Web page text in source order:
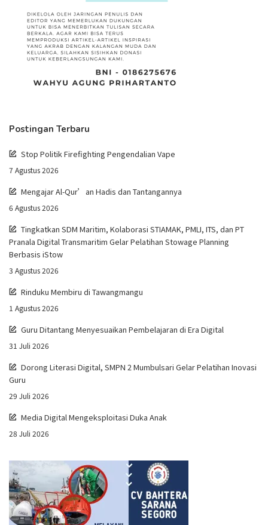
Postingan Terbaru
Stop Politik Firefighting Pengendalian Vape
7 Agustus 2026
Mengajar Al-Qur’an Hadis dan Tantangannya
6 Agustus 2026
Tingkatkan SDM Maritim, Kolaborasi STIAMAK, PMLI, ITS, dan PT
Pranala Digital Transmaritim Gelar Pelatihan Stowage Planning
Berbasis iStow
3 Agustus 2026
Rinduku Membiru di Tawangmangu
1 Agustus 2026
Guru Ditantang Menyesuaikan Pembelajaran di Era Digital
31 Juli 2026
Dorong Literasi Digital, SMPN 2 Mumbulsari Gelar Pelatihan Inovasi
Guru
29 Juli 2026
Media Digital Mengeksploitasi Duka Anak
28 Juli 2026